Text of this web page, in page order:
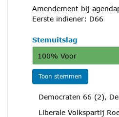
Amendement bij
Eerste indiener: D66
Stemuitslag
100% Voor
Toon stemmen
Democraten 66 (2),
Liberale Volkspartij